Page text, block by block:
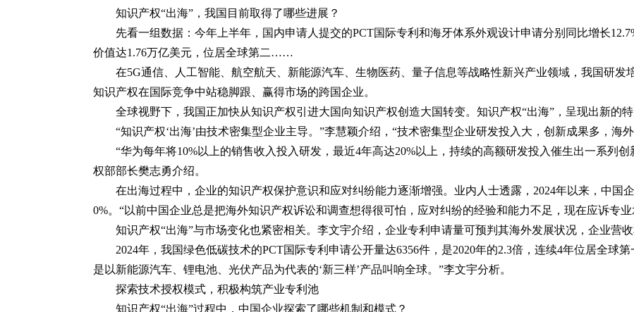
知识产权“出海”，我国目前取得了哪些进展？
先看一组数据：今年上半年，国内申请人提交的PCT国际专利和海牙体系外观设计申请分别同比增长
价值达1.76万亿美元，位居全球第二……
在5G通信、人工智能、航空航天、新能源汽车、生物医药、量子信息等战略性新兴产业领域，我国研发
知识产权在国际竞争中站稳脚跟、赢得市场的跨国企业。
全球视野下，我国正加快从知识产权引进大国向知识产权创造大国转变。知识产权“出海”，呈现出新的特
“知识产权‘出海’由技术密集型企业主导。”李慧颖介绍，“技术密集型企业研发投入大，创新成果多，海
“华为每年将10%以上的销售收入投入研发，最近4年高达20%以上，持续的高额研发投入催生出一系列
权部部长樊志勇介绍。
在出海过程中，企业的知识产权保护意识和应对纠纷能力逐渐增强。业内人士透露，2024年以来，中国
0%。“以前中国企业总是把海外知识产权诉讼和调查想得很可怕，应对纠纷的经验和能力不足，现在应诉专业
知识产权“出海”与市场变化也紧密相关。李文宇介绍，企业专利申请量可预判其海外发展状况，企业营
2024年，我国绿色低碳技术的PCT国际专利申请公开量达6356件，是2020年的2.3倍，连续4年位居全球
是以新能源汽车、锂电池、光伏产品为代表的‘新三样’产品叫响全球。”李文宇分析。
探索技术授权模式，积极构筑产业专利池
知识产权“出海”过程中，中国企业探索了哪些机制和模式？